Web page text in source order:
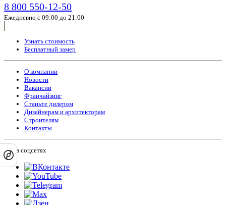
8 800 550-12-50
Ежедневно с 09:00 до 21:00
Узнать стоимость
Бесплатный замер
О компании
Новости
Вакансии
Франчайзинг
Станьте дилером
Дизайнерам и архитекторам
Строителям
Контакты
Мы в соцсетях